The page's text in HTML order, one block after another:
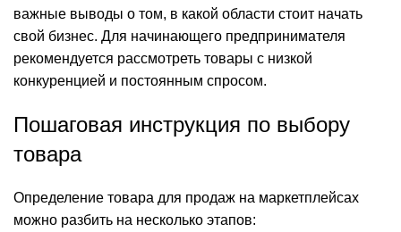
важные выводы о том, в какой области стоит начать
свой бизнес. Для начинающего предпринимателя
рекомендуется рассмотреть товары с низкой
конкуренцией и постоянным спросом.
Пошаговая инструкция по выбору
товара
Определение товара для продаж на маркетплейсах
можно разбить на несколько этапов: